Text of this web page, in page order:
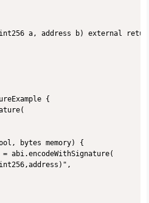
a, address b) external
{
bytes memory) {
abi.encodeWithSignature(